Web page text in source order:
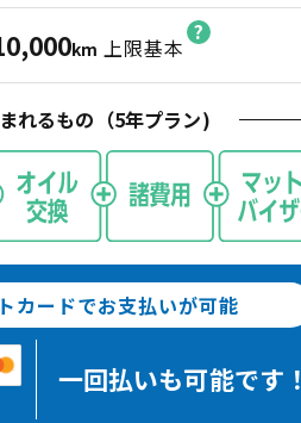
km 上限基本
れるもの（5年プラン)
カードでお支払いが可能
一回払いも可能です！